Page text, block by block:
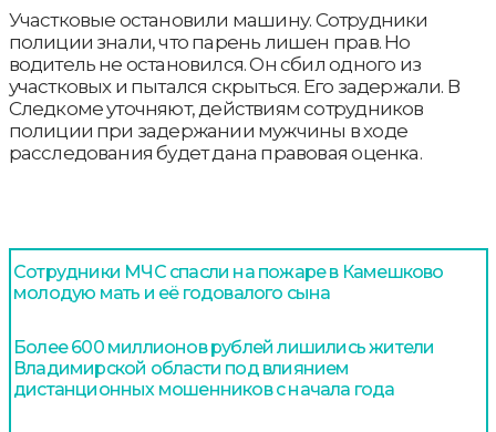
Участковые остановили машину. Сотрудники
полиции знали, что парень лишен прав. Но
водитель не остановился. Он сбил одного из
участковых и пытался скрыться. Его задержали. В
Следкоме уточняют, действиям сотрудников
полиции при задержании мужчины в ходе
расследования будет дана правовая оценка.
Сотрудники МЧС спасли на пожаре в Камешково
молодую мать и её годовалого сына
Более 600 миллионов рублей лишились жители
Владимирской области под влиянием
дистанционных мошенников с начала года